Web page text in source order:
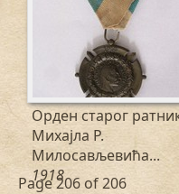
Орден старог
Михајла Р.
Милосављевића...
1918
Page 206 of 206